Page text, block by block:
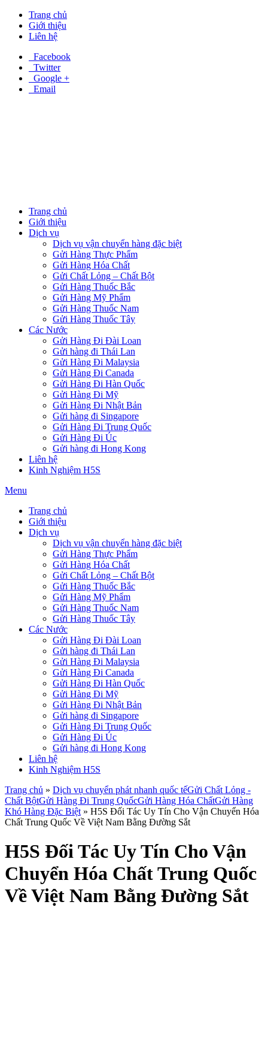
Trang chủ
Giới thiệu
Liên hệ
Facebook
Twitter
Google +
Email
Trang chủ
Giới thiệu
Dịch vụ
Dịch vụ vận chuyển hàng đặc biệt
Gửi Hàng Thực Phẩm
Gửi Hàng Hóa Chất
Gửi Chất Lỏng – Chất Bột
Gửi Hàng Thuốc Bắc
Gửi Hàng Mỹ Phẩm
Gửi Hàng Thuốc Nam
Gửi Hàng Thuốc Tây
Các Nước
Gửi Hàng Đi Đài Loan
Gửi hàng đi Thái Lan
Gửi Hàng Đi Malaysia
Gửi Hàng Đi Canada
Gửi Hàng Đi Hàn Quốc
Gửi Hàng Đi Mỹ
Gửi Hàng Đi Nhật Bản
Gửi hàng đi Singapore
Gửi Hàng Đi Trung Quốc
Gửi Hàng Đi Úc
Gửi hàng đi Hong Kong
Liên hệ
Kinh Nghiệm H5S
Menu
Trang chủ
Giới thiệu
Dịch vụ
Dịch vụ vận chuyển hàng đặc biệt
Gửi Hàng Thực Phẩm
Gửi Hàng Hóa Chất
Gửi Chất Lỏng – Chất Bột
Gửi Hàng Thuốc Bắc
Gửi Hàng Mỹ Phẩm
Gửi Hàng Thuốc Nam
Gửi Hàng Thuốc Tây
Các Nước
Gửi Hàng Đi Đài Loan
Gửi hàng đi Thái Lan
Gửi Hàng Đi Malaysia
Gửi Hàng Đi Canada
Gửi Hàng Đi Hàn Quốc
Gửi Hàng Đi Mỹ
Gửi Hàng Đi Nhật Bản
Gửi hàng đi Singapore
Gửi Hàng Đi Trung Quốc
Gửi Hàng Đi Úc
Gửi hàng đi Hong Kong
Liên hệ
Kinh Nghiệm H5S
Trang chủ » Dịch vụ chuyển phát nhanh quốc tếGửi Chất Lỏng -
Chất BộtGửi Hàng Đi Trung QuốcGửi Hàng Hóa ChấtGửi Hàng
Khó Hàng Đặc Biệt » H5S Đối Tác Uy Tín Cho Vận Chuyển Hóa
Chất Trung Quốc Về Việt Nam Bằng Đường Sắt
H5S Đối Tác Uy Tín Cho Vận
Chuyển Hóa Chất Trung Quốc
Về Việt Nam Bằng Đường Sắt